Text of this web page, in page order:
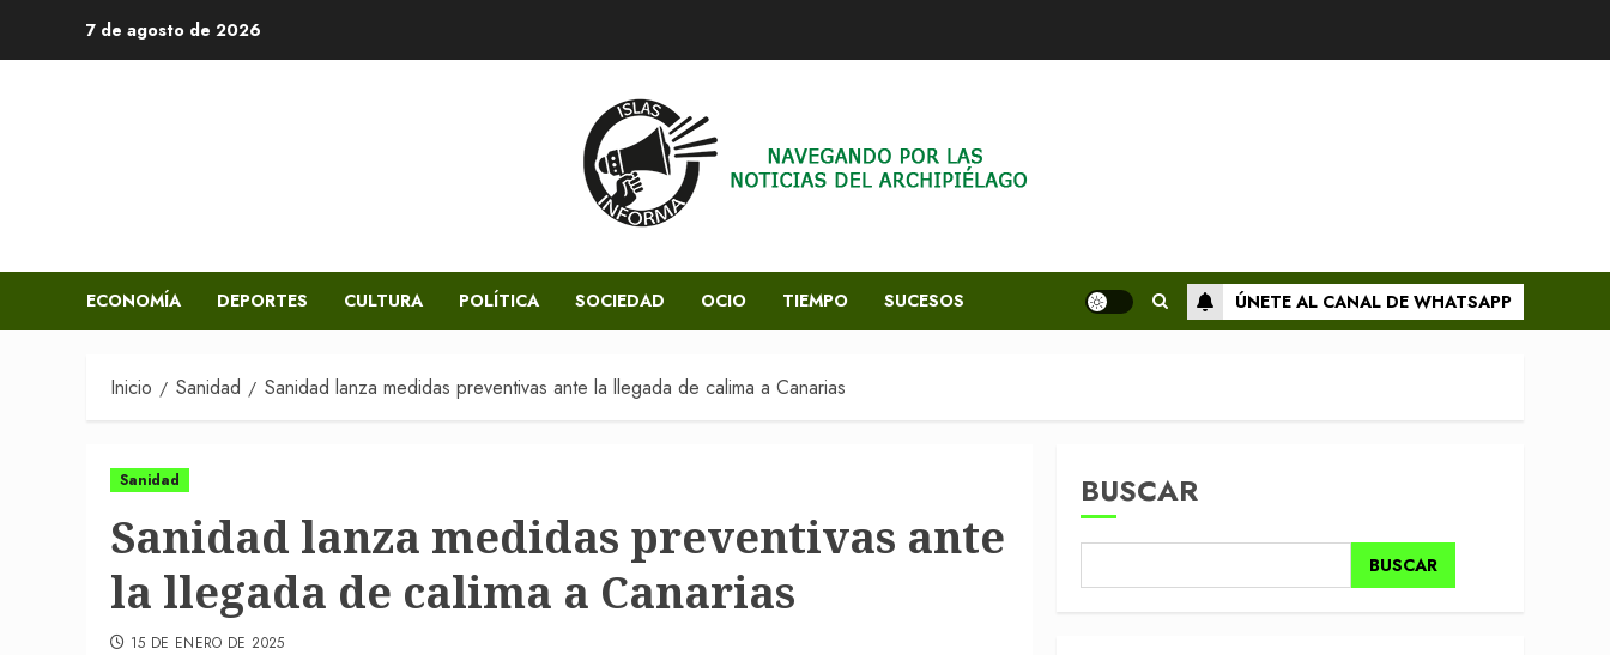
7 de agosto de 2026
ECONOMÍA DEPORTES CULTURA POLÍTICA SOCIEDAD OCIO TIEMPO SUCESOS ÚNETE AL CANAL DE WHATSAPP
Inicio Sanidad Sanidad lanza medidas preventivas ante la llegada de calima a Canarias
Sanidad
Sanidad lanza medidas preventivas ante
la llegada de calima a Canarias
15 DE ENERO DE 2025
BUSCAR
BUSCAR